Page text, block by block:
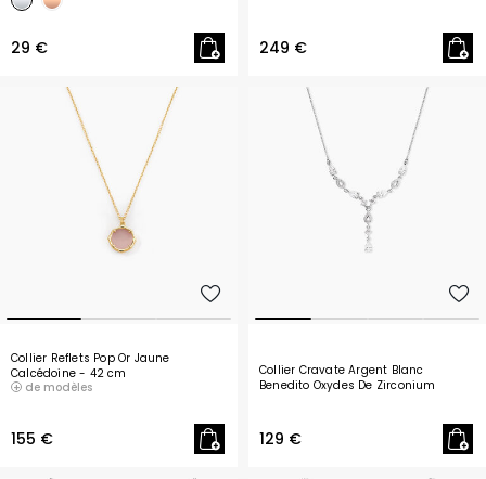
29 € 249 €
Collier Reflets Pop Or Jaune
Calcédoine- 42 cm
de modèles
155 €
Collier Cravate Argent Blanc
Benedito Oxydes De Zirconium
129 €